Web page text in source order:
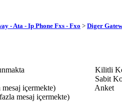
- Ata - Ip Phone Fxs - Fxo > Diger
içermekte)
mesaj içermekte)
Kilitli
Sabit
Anket